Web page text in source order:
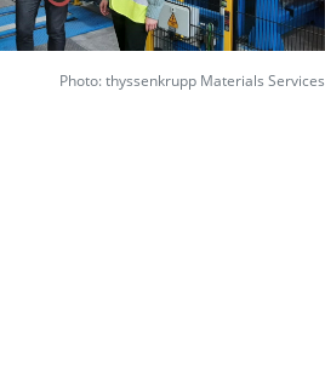
Photo: thyssenkrupp Materials Services